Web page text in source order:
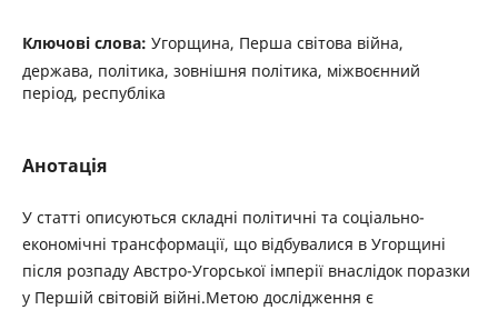
Ключові слова: Угорщина, Перша світова війна,
держава, політика, зовнішня політика, міжвоєнний
період, республіка
Анотація
У статті описуються складні політичні та соціально-
економічні трансформації, що відбувалися в Угорщині
після розпаду Австро-Угорської імперії внаслідок поразки
у Першій світовій війні.Метою дослідження є